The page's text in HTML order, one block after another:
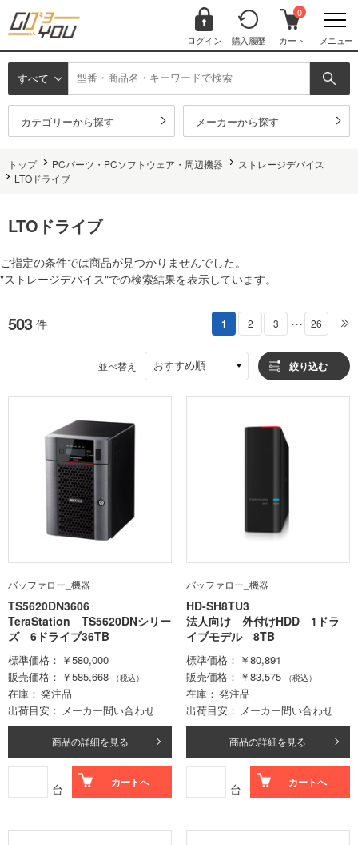
ログイン 購入履歴
0
カート メニュー
すべて
カテゴリーから探す メーカーから探す
トップ PCパーツ・PCソフトウェア・周辺機器
ストレージデバイス
LTOドライブ
LTOドライブ
ご指定の条件では商品が見つかりませんでした。
"ストレージデバイス"での検索結果を表示しています。
503 件 1 2 3 ・・・ 26
並べ替え おすすめ順 絞り込む
バッファロー_機器
TS5620DN3606
TeraStation TS5620DNシリー
ズ 6ドライブ36TB
標準価格
￥580,000
販売価格
￥585,668 （税込）
在庫
発注品
出荷目安
メーカー問い合わせ
商品の詳細を見る
台 カートへ
バッファロー_機器
HD-SH8TU3
法人向け 外付けHDD 1ドラ
イブモデル 8TB
標準価格
￥80,891
販売価格
￥83,575 （税込）
在庫
発注品
出荷目安
メーカー問い合わせ
商品の詳細を見る
台 カートへ